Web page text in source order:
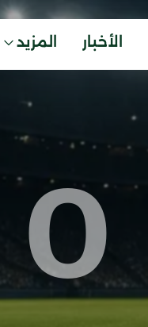
الأخبار المزيد
0